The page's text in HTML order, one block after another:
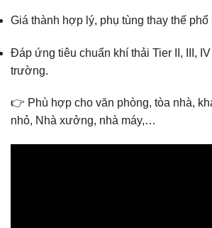
Giá thành hợp lý, phụ tùng thay thế phổ
Đáp ứng tiêu chuẩn khí thải Tier II, III,
trường.
👉 Phù hợp cho văn phòng, tòa nhà,
nhỏ, Nhà xưởng, nhà máy,…